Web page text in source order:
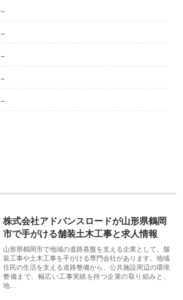
－
－
－
－
－
株式会社アドバンスロードが山形県鶴岡
市で手がける舗装土木工事と求人情報
山形県鶴岡市で地域の道路基盤を支える企業として、舗
装工事や土木工事を手がける専門会社があります。地域
住民の生活を支える道路整備から、公共施設周辺の環境
整備まで、幅広い工事実績を持つ企業の取り組みと、
地…